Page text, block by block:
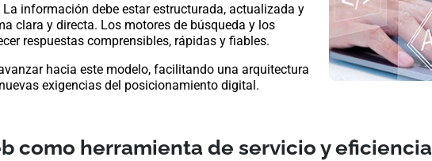
información debe estar estructurada, actualizada y
clara y directa. Los motores de búsqueda y los
respuestas comprensibles, rápidas y fiables.
hacia este modelo, facilitando una arquitectura
exigencias del posicionamiento digital.
como herramienta de servicio y eficiencia